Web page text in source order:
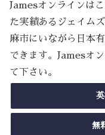
Jamesオンラインは
た実績あるジェイム
麻市にいながら日本
できます。Jamesオ
て下さい。
無